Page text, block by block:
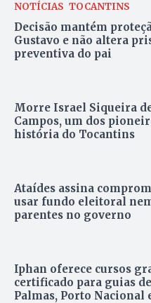
NOTÍCIAS TOCANTINS
Decisão mantém
Gustavo e não altera
preventiva do pai
Morre Israel Siqueira
Campos, um dos
história do Tocantins
Ataídes assina
usar fundo eleitoral
parentes no governo
Iphan oferece cursos
certificado para guias
Palmas, Porto Nacional